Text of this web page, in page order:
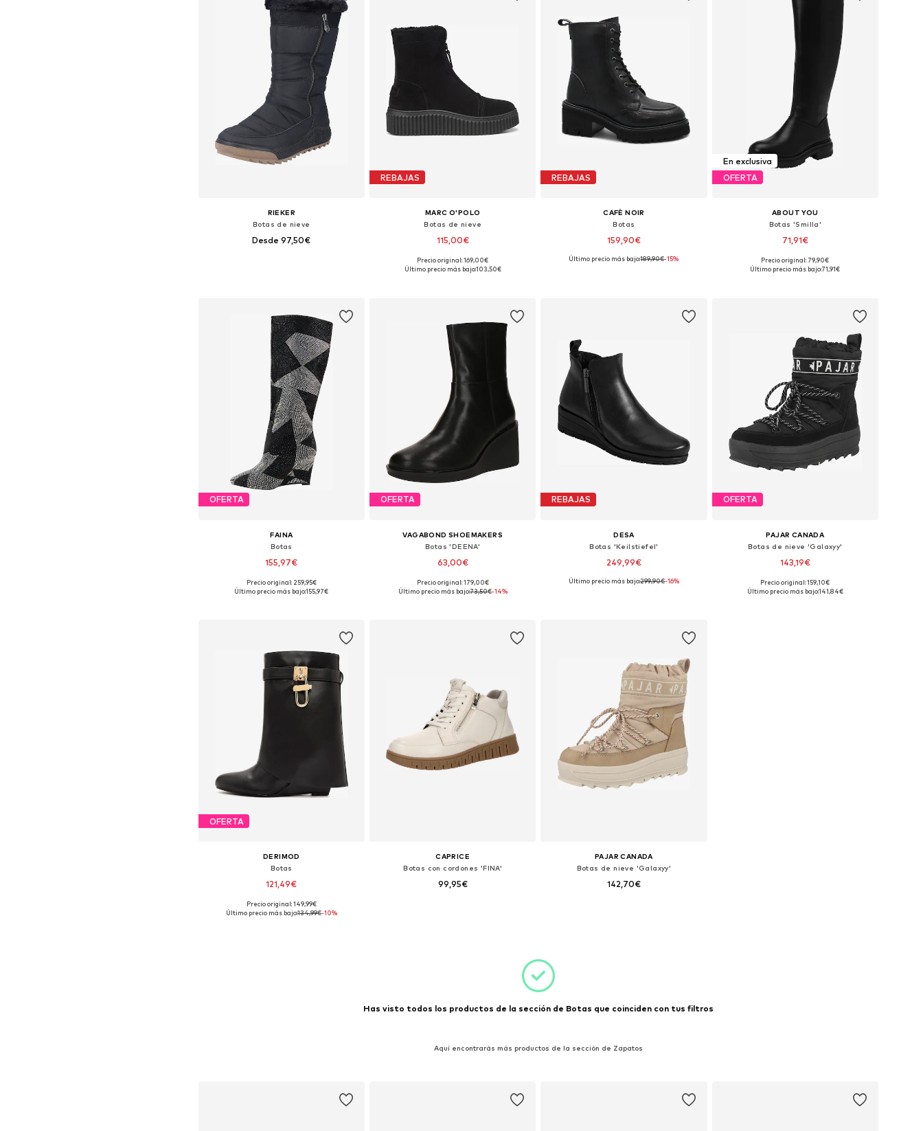
RIEKER
Botas de nieve
Desde 97,50€
REBAJAS
MARC O'POLO
Botas de nieve
115,00€
Tallas disponibles: 37, 38
Precio original: 169,00€
Último precio más bajo:103,50€
REBAJAS
CAFÈ NOIR
Botas
159,90€
Tallas disponibles: 38, 40, 50,5
Último precio más bajo:189,90€-15%
En exclusiva
OFERTA
ABOUT YOU
Botas 'Smilla'
71,91€
Tallas disponibles: 36, 40, 41
Precio original: 79,90€
Último precio más bajo:71,91€
OFERTA
FAINA
Botas
155,97€
Tallas disponibles: 37, 38
Precio original: 259,95€
Último precio más bajo:155,97€
OFERTA
VAGABOND SHOEMAKERS
Botas 'DEENA'
63,00€
Tallas disponibles: 36, 38, 40
Precio original: 179,00€
Último precio más bajo:73,50€-14%
REBAJAS
DESA
Botas 'Keilstiefel'
249,99€
Tallas disponibles: 37
Último precio más bajo:299,90€-16%
OFERTA
PAJAR CANADA
Botas de nieve 'Galaxyy'
143,19€
Tallas disponibles: 37
Precio original: 159,10€
Último precio más bajo:141,84€
OFERTA
DERIMOD
Botas
121,49€
Tallas disponibles: 39
Precio original: 149,99€
Último precio más bajo:134,99€-10%
CAPRICE
Botas con cordones 'FINA'
99,95€
PAJAR CANADA
Botas de nieve 'Galaxyy'
142,70€
Has visto todos los productos de la sección de Botas que coinciden con tus filtros
Aquí encontrarás más productos de la sección de Zapatos